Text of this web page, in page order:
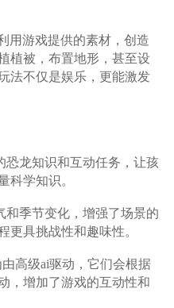
用游戏提供的素材，创造
植被，布置地形，甚至设
法不仅是娱乐，更能激发
恐龙知识和互动任务，让孩
科学知识。
和季节变化，增强了场景的
更具挑战性和趣味性。
高级ai驱动，它们会根据
，增加了游戏的互动性和